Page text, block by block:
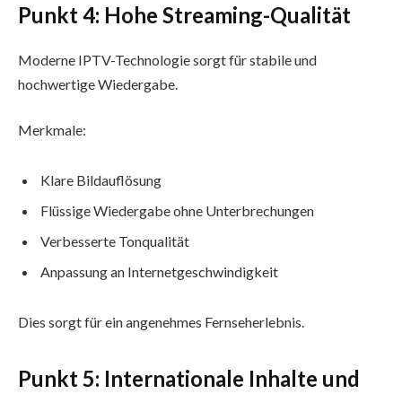
Punkt 4: Hohe Streaming-Qualität
Moderne IPTV-Technologie sorgt für stabile und
hochwertige Wiedergabe.
Merkmale:
Klare Bildauflösung
Flüssige Wiedergabe ohne Unterbrechungen
Verbesserte Tonqualität
Anpassung an Internetgeschwindigkeit
Dies sorgt für ein angenehmes Fernseherlebnis.
Punkt 5: Internationale Inhalte und